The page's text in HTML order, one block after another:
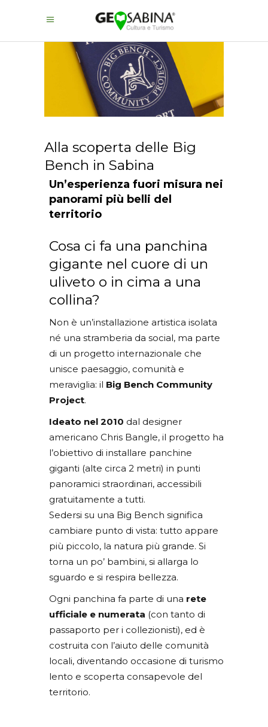
Alla scoperta delle Big
Bench in Sabina
Un’esperienza fuori misura nei
panorami più belli del
territorio
Cosa ci fa una panchina
gigante nel cuore di un
uliveto o in cima a una
collina?
Non è un’installazione artistica isolata
né una stramberia da social, ma parte
di un progetto internazionale che
unisce paesaggio, comunità e
meraviglia: il Big Bench Community
Project.
Ideato nel 2010 dal designer
americano Chris Bangle, il progetto ha
l’obiettivo di installare panchine
giganti (alte circa 2 metri) in punti
panoramici straordinari, accessibili
gratuitamente a tutti.
Sedersi su una Big Bench significa
cambiare punto di vista: tutto appare
più piccolo, la natura più grande. Si
torna un po’ bambini, si allarga lo
sguardo e si respira bellezza.
Ogni panchina fa parte di una rete
ufficiale e numerata (con tanto di
passaporto per i collezionisti), ed è
costruita con l’aiuto delle comunità
locali, diventando occasione di turismo
lento e scoperta consapevole del
territorio.